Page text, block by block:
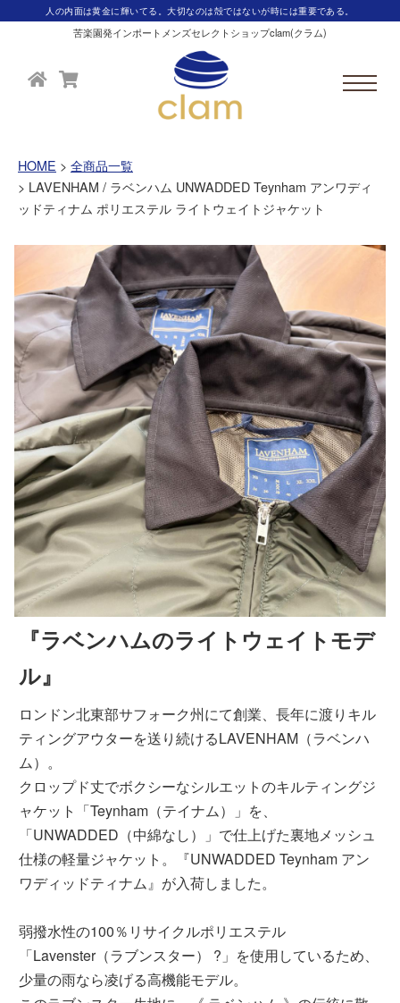
人の内面は黄金に輝いてる。大切なのは殻ではないが時には重要である。
苦楽園発インポートメンズセレクトショップclam(クラム)
HOME
全商品一覧
LAVENHAM / ラベンハム UNWADDED Teynham アンワディ
ッドティナム ポリエステル ライトウェイトジャケット
『ラベンハムのライトウェイトモデ
ル』
ロンドン北東部サフォーク州にて創業、長年に渡りキル
ティングアウターを送り続けるLAVENHAM（ラベンハ
ム）。
クロップド丈でボクシーなシルエットのキルティングジ
ャケット「Teynham（テイナム）」を、
「UNWADDED（中綿なし）」で仕上げた裏地メッシュ
仕様の軽量ジャケット。『UNWADDED Teynham アン
ワディッドティナム』が入荷しました。
弱撥水性の100％リサイクルポリエステル
「Lavenster（ラブンスター） ?」を使用しているため、
少量の雨なら凌げる高機能モデル。